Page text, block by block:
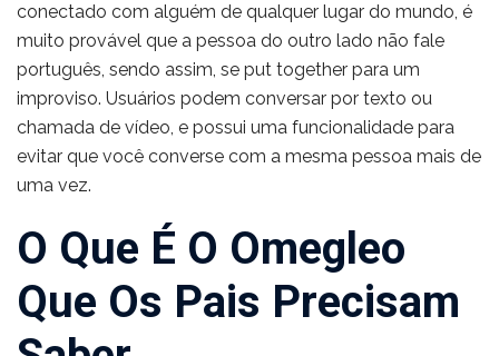
conectado com alguém de qualquer lugar do mundo, é
muito provável que a pessoa do outro lado não fale
português, sendo assim, se put together para um
improviso. Usuários podem conversar por texto ou
chamada de vídeo, e possui uma funcionalidade para
evitar que você converse com a mesma pessoa mais de
uma vez.
O Que É O Omegleo
Que Os Pais Precisam